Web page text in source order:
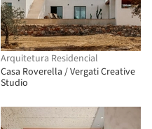
Arquitetura Residencial
Casa Roverella / Vergati Creative
Studio